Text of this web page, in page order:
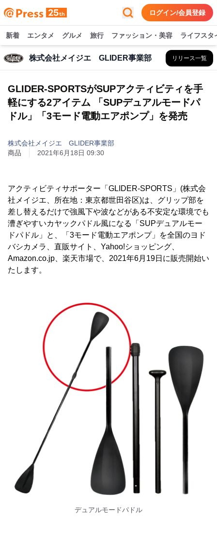
ログイン/会員登録
新着 エンタメ グルメ 旅行 ファッション・美容 ライフスタ
株式会社メイジエ GLIDER事業部 リリース一覧
GLIDER-SPORTSがSUPアクティビティを手
軽にする2アイテム 「SUPデュアルモードパ
ドル」「3モード電動エアポンプ」を発売
株式会社メイジエ GLIDER事業部
商品
2021年6月18日 09:30
アクティビティサポーター「GLIDER-SPORTS」(株式会
社メイジエ、所在地：東京都世田谷区)は、グリップ部を
差し替えるだけで強風下や波などがある不安定な環境でも
漕ぎやすいカヤックパドル風になる「SUPデュアルモー
ドパドル」と、「3モード電動エアポンプ」を全国のヨド
バシカメラ、直販サイト、Yahoo!ショッピング、
Amazon.co.jp、楽天市場で、2021年6月19日に販売開始い
たします。
デュアルモードパドル